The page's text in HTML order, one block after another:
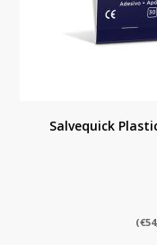
Salvequick
(€